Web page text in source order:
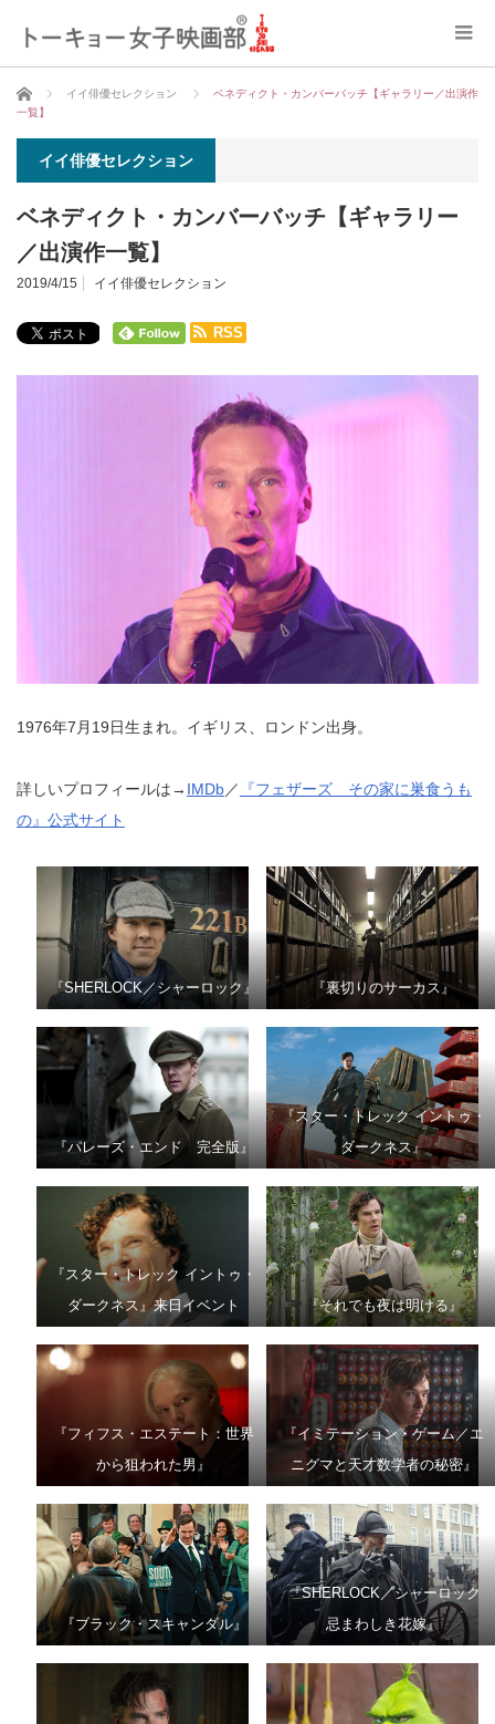
ホーム イイ俳優セレクション
ベネディクト・カンバーバッチ【ギャラリー／出演作
一覧】
イイ俳優セレクション
ベネディクト・カンバーバッチ【ギャラリー
／出演作一覧】
2019/4/15 イイ俳優セレクション
RSS
1976年7月19日生まれ。イギリス、ロンドン出身。
詳しいプロフィールは→ IMDb／
『フェザーズ その家に巣食うも
の』公式サイト
『SHERLOCK／シャーロック』 『裏切りのサーカス』
『パレーズ・エンド 完全版』
『スター・トレック イントゥ・
ダークネス』
『スター・トレック イントゥ・
ダークネス』来日イベント
『それでも夜は明ける』
『フィフス・エステート：世界
から狙われた男』
『イミテーション・ゲーム／エ
ニグマと天才数学者の秘密』
『ブラック・スキャンダル』
『SHERLOCK／シャーロック
忌まわしき花嫁』